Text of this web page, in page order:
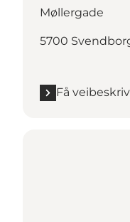
Møllergade
5700
Få